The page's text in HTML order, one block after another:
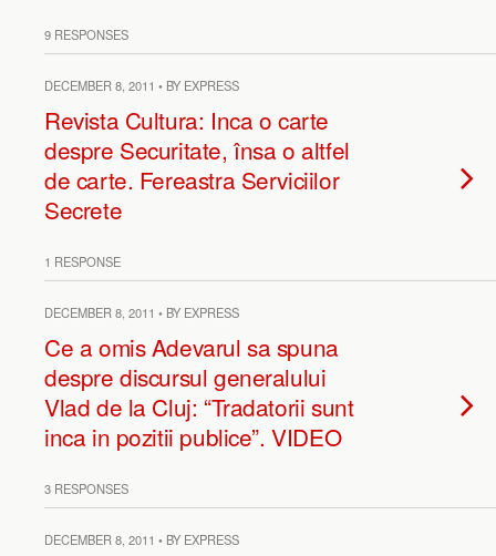
9 RESPONSES
DECEMBER 8, 2011 • BY EXPRESS
Revista Cultura: Inca o carte
despre Securitate, însa o altfel
de carte. Fereastra Serviciilor
Secrete
1 RESPONSE
DECEMBER 8, 2011 • BY EXPRESS
Ce a omis Adevarul sa spuna
despre discursul generalului
Vlad de la Cluj: “Tradatorii sunt
inca in pozitii publice”. VIDEO
3 RESPONSES
DECEMBER 8, 2011 • BY EXPRESS